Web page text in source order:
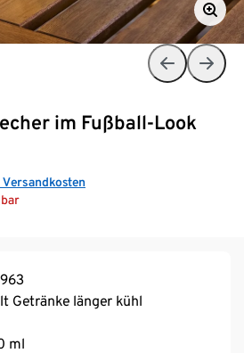
im Fußball-Look
Versandkosten
Getränke länger kühl
ml